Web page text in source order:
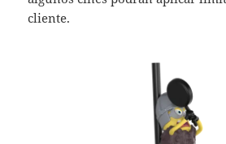
cliente.